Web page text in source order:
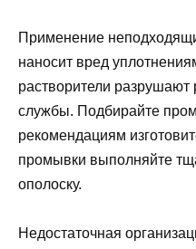
Применение
наносит вред
растворители разрушают
службы. Подбирайте
рекомендациям
промывки выполняйте
ополоску.
Недостаточная